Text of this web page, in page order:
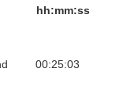
hh:mm:ss
00:25:03